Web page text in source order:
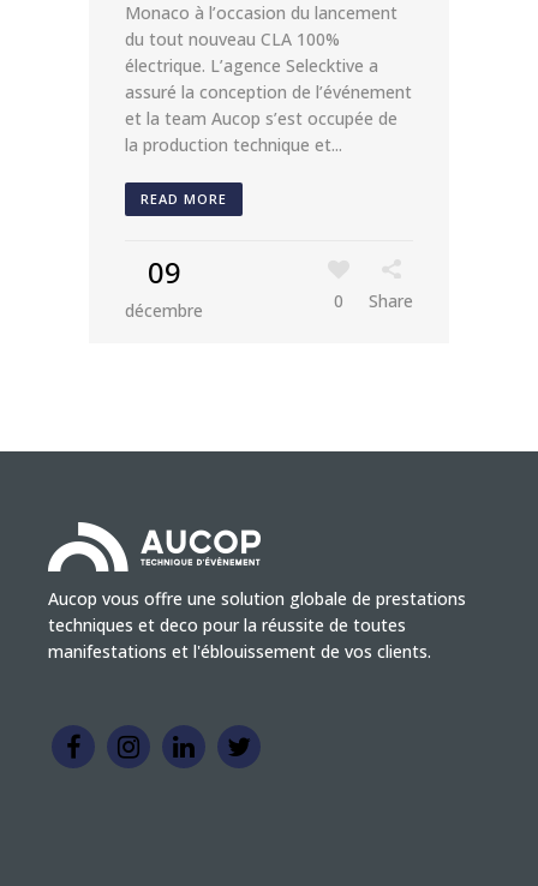
Monaco à l’occasion du lancement
du tout nouveau CLA 100%
électrique. L’agence Selecktive a
assuré la conception de l’événement
et la team Aucop s’est occupée de
la production technique et...
READ MORE
09
décembre 0 Share
Aucop vous offre une solution globale de prestations
techniques et deco pour la réussite de toutes
manifestations et l'éblouissement de vos clients.